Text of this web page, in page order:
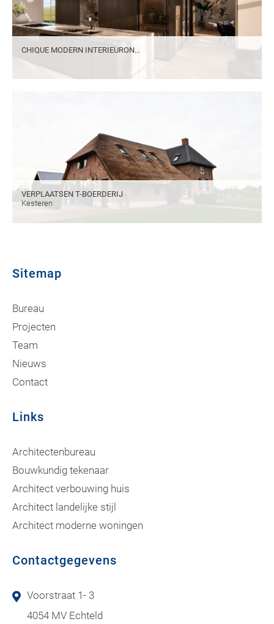
CHIQUE MODERN INTERIEURON...
VERPLAATSEN T-BOERDERIJ
Kesteren
Sitemap
Bureau
Projecten
Team
Nieuws
Contact
Links
Architectenbureau
Bouwkundig tekenaar
Architect verbouwing huis
Architect landelijke stijl
Architect moderne woningen
Contactgegevens
Voorstraat 1- 3
4054 MV Echteld